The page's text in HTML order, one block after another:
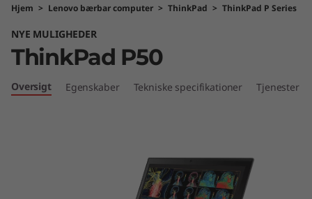
P
a
d
P
Hjem > Lenovo bærbar computer > ThinkPad > ThinkPad P Series
NYE MULIGHEDER
ThinkPad P50
Oversigt Egenskaber Tekniske specifikationer Tjenester